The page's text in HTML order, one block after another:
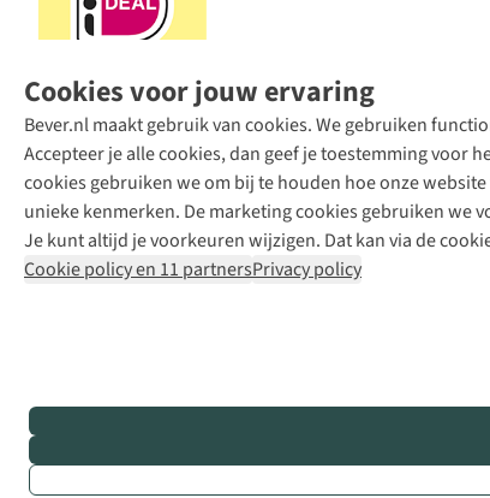
Cookies voor jouw ervaring
Bever.nl maakt gebruik van cookies. We gebruiken
Accepteer je alle cookies, dan geef je toestemming voor
cookies gebruiken we om bij te houden hoe onze
unieke kenmerken. De marketing cookies gebruiken we
Je kunt altijd je voorkeuren wijzigen. Dat kan via de
Cookie policy en 11 partnersPrivacy policy